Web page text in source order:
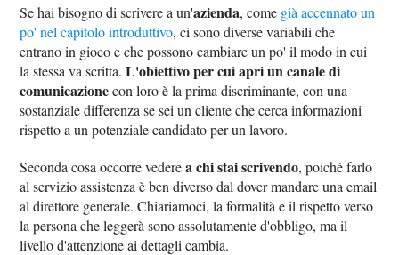
Se hai bisogno di scrivere a un'azienda, come già accennato un
po' nel capitolo introduttivo, ci sono diverse variabili che
entrano in gioco e che possono cambiare un po' il modo in cui
la stessa va scritta.L'obiettivo per cui apri un canale di
comunicazionecon loro è la prima discriminante, con una
sostanziale differenza se sei un cliente che cerca informazioni
rispetto a un potenziale candidato per un lavoro.
Seconda cosa occorre vederea chi stai scrivendo, poiché farlo
al servizio assistenza è ben diverso dal dover mandare una email
al direttore generale. Chiariamoci, la formalità e il rispetto verso
la persona che leggerà sono assolutamente d'obbligo, ma il
livello d'attenzione ai dettagli cambia.